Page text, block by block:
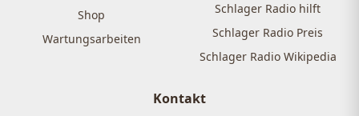
Shop
Wartungsarbeiten
Schlager Radio hilft
Schlager Radio Preis
Schlager Radio Wikipedia
Kontakt